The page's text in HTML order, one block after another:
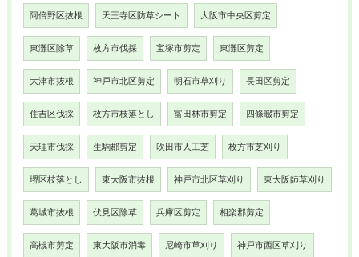
阿倍野区抜根 天王寺区防草シート 大阪市中央区剪定
東灘区除草 枚方市伐採 宝塚市剪定 東灘区剪定
大津市抜根 神戸市北区剪定 明石市草刈り 長田区剪定
住吉区伐採 枚方市枝落とし 富田林市剪定 四條畷市剪定
天理市伐採 生駒郡剪定 吹田市人工芝 枚方市芝刈り
堺区枝落とし 東大阪市抜根 神戸市北区草刈り 東大阪師草刈り
葛城市抜根 伏見区除草 兵庫区剪定 相楽郡剪定
高槻市剪定 東大阪市消毒 尼崎市草刈り 神戸市西区草刈り